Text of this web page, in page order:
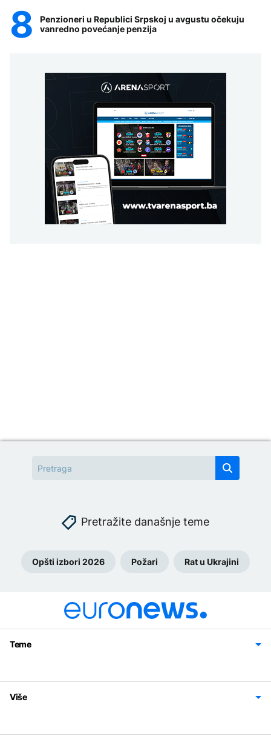
Penzioneri u Republici Srpskoj u avgustu očekuju
vanredno povećanje penzija
Pretražite današnje teme
Opšti izbori 2026 Požari Rat u Ukrajini
Teme
Svijet
Sport
Magazin
Više
Politika privatnosti
Uslovi korišćenja